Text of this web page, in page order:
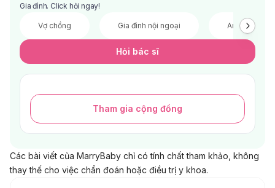
Gia đình. Click hỏi ngay!
Vợ chồng Gia đình nội ngoại Anh chị em
Hỏi bác sĩ
Tham gia cộng đồng
Các bài viết của MarryBaby chỉ có tính chất tham khảo, không
thay thế cho việc chẩn đoán hoặc điều trị y khoa.